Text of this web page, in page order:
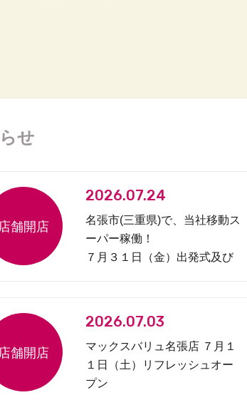
せ
2026.07.24
名張市(三重県)で、当社移動ス
ーパー稼働！
７月３１日（金）出発式及び
2026.07.03
マックスバリュ名張店 ７月１
１日（土）リフレッシュオー
プン